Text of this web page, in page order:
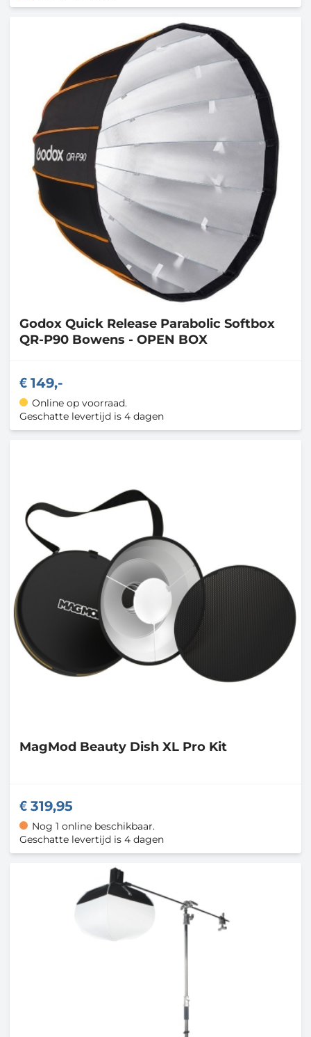
Godox Quick Release Parabolic Softbox
QR-P90 Bowens - OPEN BOX
149,-
Online op voorraad.
Geschatte levertijd is 4 dagen
MagMod Beauty Dish XL Pro Kit
319,95
Nog 1 online beschikbaar.
Geschatte levertijd is 4 dagen